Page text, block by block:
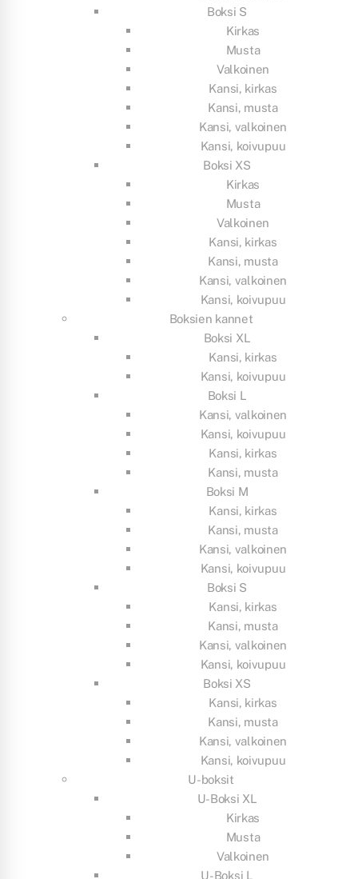
Boksi S
Kirkas
Musta
Valkoinen
Kansi, kirkas
Kansi, musta
Kansi, valkoinen
Kansi, koivupuu
Boksi XS
Kirkas
Musta
Valkoinen
Kansi, kirkas
Kansi, musta
Kansi, valkoinen
Kansi, koivupuu
Boksien kannet
Boksi XL
Kansi, kirkas
Kansi, koivupuu
Boksi L
Kansi, valkoinen
Kansi, koivupuu
Kansi, kirkas
Kansi, musta
Boksi M
Kansi, kirkas
Kansi, musta
Kansi, valkoinen
Kansi, koivupuu
Boksi S
Kansi, kirkas
Kansi, musta
Kansi, valkoinen
Kansi, koivupuu
Boksi XS
Kansi, kirkas
Kansi, musta
Kansi, valkoinen
Kansi, koivupuu
U-boksit
U-Boksi XL
Kirkas
Musta
Valkoinen
U-Boksi L